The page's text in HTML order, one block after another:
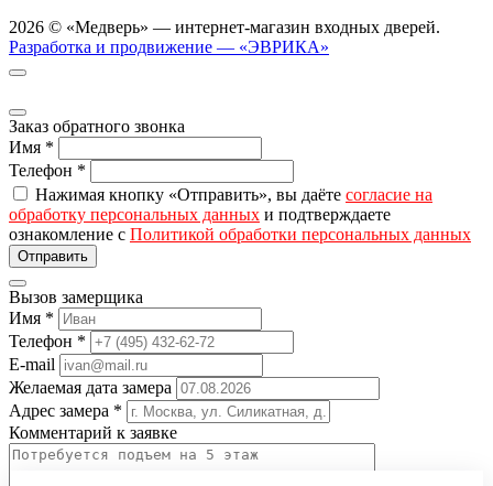
2026 © «Медверь» — интернет-магазин входных дверей.
Разработка и продвижение — «ЭВРИКА»
Заказ обратного звонка
Имя *
Телефон *
Нажимая кнопку «Отправить», вы даёте согласие на
обработку персональных данных и подтверждаете
ознакомление с Политикой обработки персональных данных
Вызов замерщика
Имя *
Телефон *
E-mail
Желаемая дата замера
Адрес замера *
Комментарий к заявке